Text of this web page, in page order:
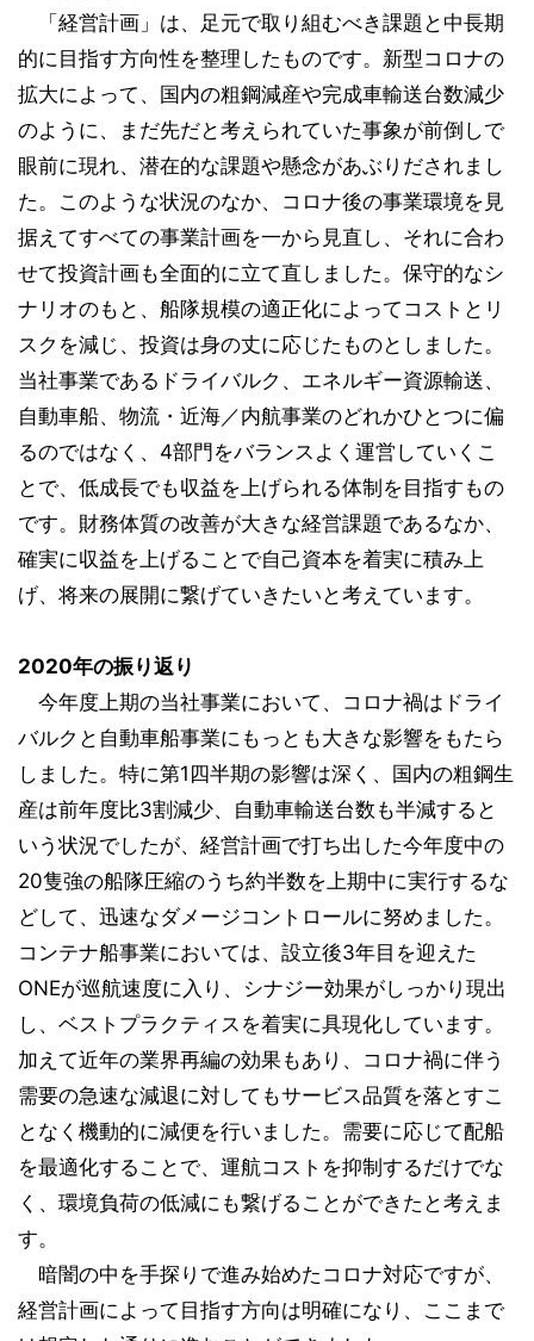
「経営計画」は、足元で取り組むべき課題と中長期
的に目指す方向性を整理したものです。新型コロナの
拡大によって、国内の粗鋼減産や完成車輸送台数減少
のように、まだ先だと考えられていた事象が前倒しで
眼前に現れ、潜在的な課題や懸念があぶりだされまし
た。このような状況のなか、コロナ後の事業環境を見
据えてすべての事業計画を一から見直し、それに合わ
せて投資計画も全面的に立て直しました。保守的なシ
ナリオのもと、船隊規模の適正化によってコストとリ
スクを減じ、投資は身の丈に応じたものとしました。
当社事業であるドライバルク、エネルギー資源輸送、
自動車船、物流・近海／内航事業のどれかひとつに偏
るのではなく、4部門をバランスよく運営していくこ
とで、低成長でも収益を上げられる体制を目指すもの
です。財務体質の改善が大きな経営課題であるなか、
確実に収益を上げることで自己資本を着実に積み上
げ、将来の展開に繋げていきたいと考えています。
2020年の振り返り
今年度上期の当社事業において、コロナ禍はドライ
バルクと自動車船事業にもっとも大きな影響をもたら
しました。特に第1四半期の影響は深く、国内の粗鋼生
産は前年度比3割減少、自動車輸送台数も半減すると
いう状況でしたが、経営計画で打ち出した今年度中の
20隻強の船隊圧縮のうち約半数を上期中に実行するな
どして、迅速なダメージコントロールに努めました。
コンテナ船事業においては、設立後3年目を迎えた
ONEが巡航速度に入り、シナジー効果がしっかり現出
し、ベストプラクティスを着実に具現化しています。
加えて近年の業界再編の効果もあり、コロナ禍に伴う
需要の急速な減退に対してもサービス品質を落とすこ
となく機動的に減便を行いました。需要に応じて配船
を最適化することで、運航コストを抑制するだけでな
く、環境負荷の低減にも繋げることができたと考えま
す。
暗闇の中を手探りで進み始めたコロナ対応ですが、
経営計画によって目指す方向は明確になり、ここまで